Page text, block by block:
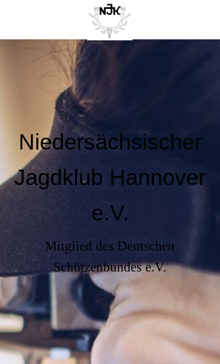
Niedersächsischer
Jagdklub Hannover
e.V.
Mitglied des Deutschen
Schützenbundes e.V.